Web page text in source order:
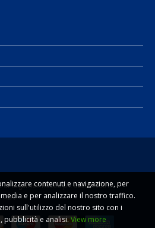
Sugameli Rocco p.i. 02092990817 -
ADV
contenuti e navigazione, per
e per analizzare il nostro traffico.
sull'utilizzo del nostro sito con i
pubblicità e analisi. View more